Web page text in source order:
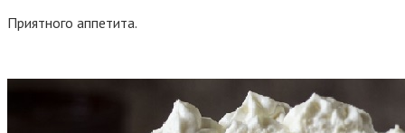
Приятного аппетита.